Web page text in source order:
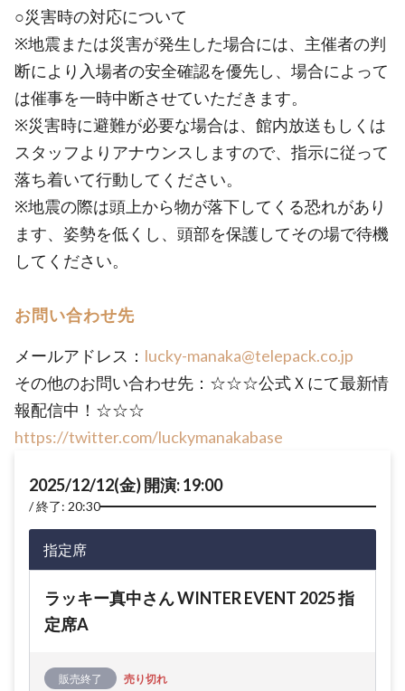
○災害時の対応について
※地震または災害が発生した場合には、主催者の判
断により入場者の安全確認を優先し、場合によって
は催事を一時中断させていただきます。
※災害時に避難が必要な場合は、館内放送もしくは
スタッフよりアナウンスしますので、指示に従って
落ち着いて行動してください。
※地震の際は頭上から物が落下してくる恐れがあり
ます、姿勢を低くし、頭部を保護してその場で待機
してください。
お問い合わせ先
メールアドレス： lucky-manaka@telepack.co.jp
その他のお問い合わせ先：☆☆☆公式Ｘにて最新情
報配信中！☆☆☆
https://twitter.com/luckymanakabase
2025/12/12(金) 開演: 19:00
終了: 20:30
指定席
ラッキー真中さん WINTER EVENT 2025 指
定席A
販売終了 売り切れ